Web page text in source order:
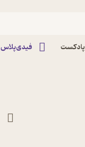
پادکست فیدی‌پلاس